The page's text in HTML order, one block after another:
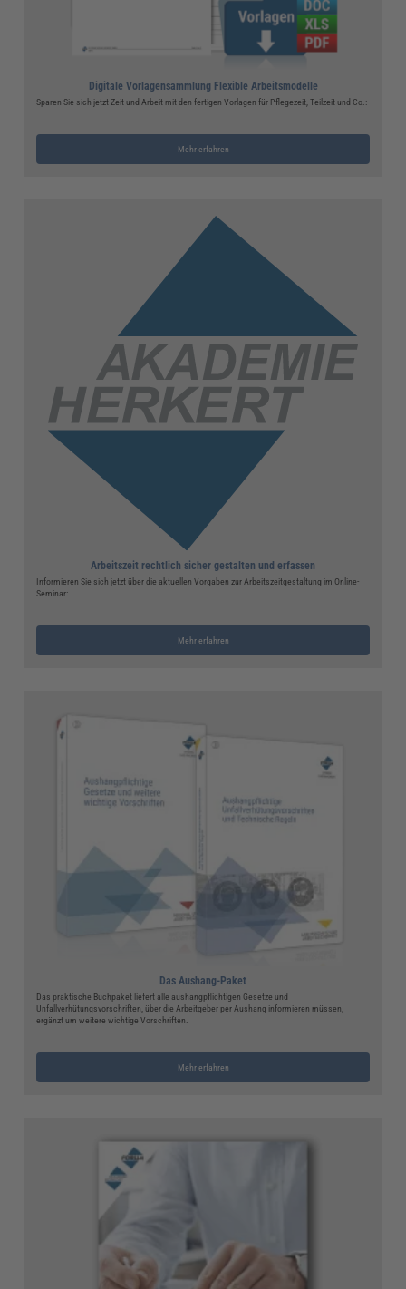
Digitale Vorlagensammlung Flexible Arbeitsmodelle
Sparen Sie sich jetzt Zeit und Arbeit mit den fertigen Vorlagen für Pflegezeit, Teilzeit und Co.:
Mehr erfahren
Arbeitszeit rechtlich sicher gestalten und erfassen
Informieren Sie sich jetzt über die aktuellen Vorgaben zur Arbeitszeitgestaltung im Online-
Seminar:
Mehr erfahren
Das Aushang-Paket
Das praktische Buchpaket liefert alle aushangpflichtigen Gesetze und
Unfallverhütungsvorschriften, über die Arbeitgeber per Aushang informieren müssen,
ergänzt um weitere wichtige Vorschriften.
Mehr erfahren